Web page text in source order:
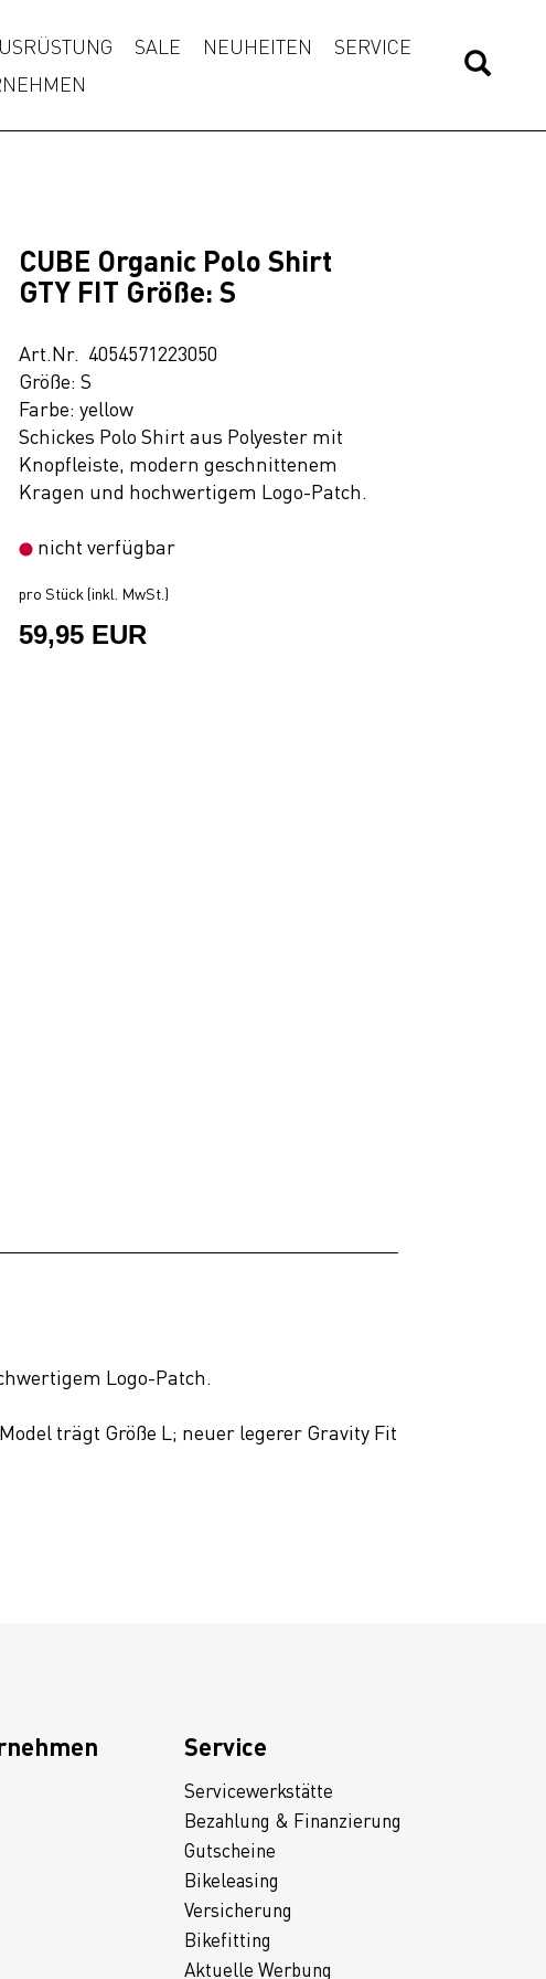
SALE NEUHEITEN
SERVICE
CUBE Organic Polo Shirt
GTY FIT Größe: S
Art.Nr. 4054571223050
Größe: S
Farbe: yellow
Schickes Polo Shirt aus Polyester mit
Knopfleiste, modern geschnittenem
Kragen und hochwertigem Logo-Patch.
nicht verfügbar
pro Stück (inkl. MwSt.)
59,95 EUR
Logo-Patch.
trägt Größe L; neuer legerer Gravity Fit
Service
Servicewerkstätte
Bezahlung & Finanzierung
Gutscheine
Bikeleasing
Versicherung
Bikefitting
Aktuelle Werbung